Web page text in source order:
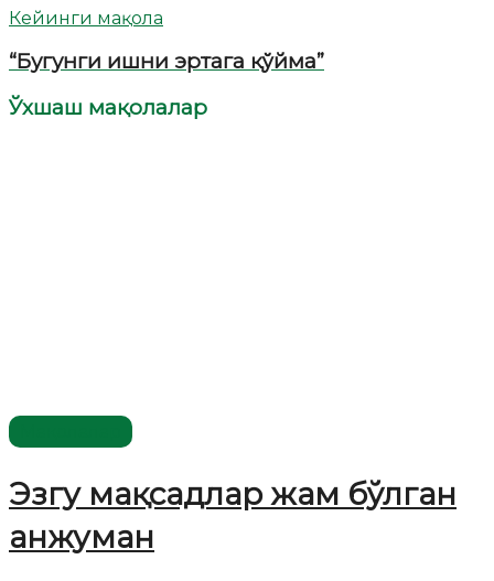
Кейинги мақола
“Бугунги ишни эртага қўйма”
Ўхшаш мақолалар
Эзгу мақсадлар жам бўлган
анжуман